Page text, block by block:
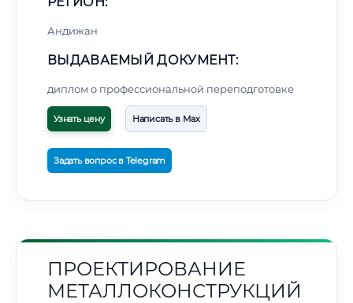
Андижан
ВЫДАВАЕМЫЙ ДОКУМЕНТ:
диплом о профессиональной переподготовке
Узнать цену Написать в Max
Задать вопрос в Telegram
ПРОЕКТИРОВАНИЕ
МЕТАЛЛОКОНСТРУКЦИЙ